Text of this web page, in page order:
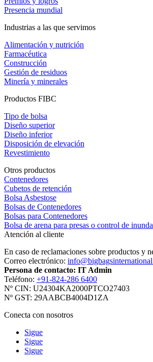
Presencia mundial
Industrias a las que servimos
Alimentación y nutrición
Farmacéutica
Construcción
Gestión de residuos
Minería y minerales
Productos FIBC
Tipo de bolsa
Diseño superior
Diseño inferior
Disposición de elevación
Revestimiento
Otros productos
Contenedores
Cubetos de retención
Bolsa Asbestose
Bolsas de Contenedores
Bolsas para Contenedores
Bolsa de arena para presas o control de
Atención al cliente
En caso de reclamaciones sobre productos y
Correo electrónico:
Persona de contacto: IT Admin
Teléfono: +91-824-286 6400
Nº CIN: U24304KA2000PTCO27403
Nº GST: 29AABCB4004D1ZA
Conecta con nosotros
Sigue
Sigue
Sigue